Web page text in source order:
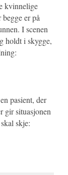
kvinnelige
er på
I scenen
holdt i skygge,
pasient, der
gir situasjonen
skje: